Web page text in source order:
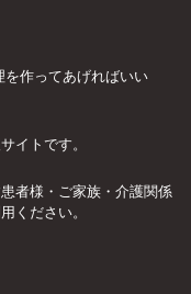
作ってあげればいい
イトです。
者様・ご家族・介護関係
ください。